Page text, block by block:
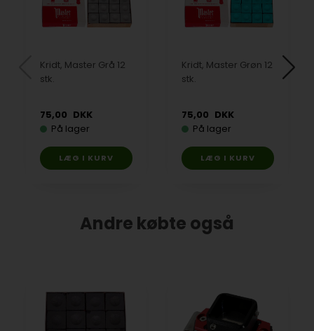
Kridt, Master Grå 12
stk.
75,00 DKK
På lager
Kridt, Master Grøn 12
stk.
75,00 DKK
På lager
Andre købte også